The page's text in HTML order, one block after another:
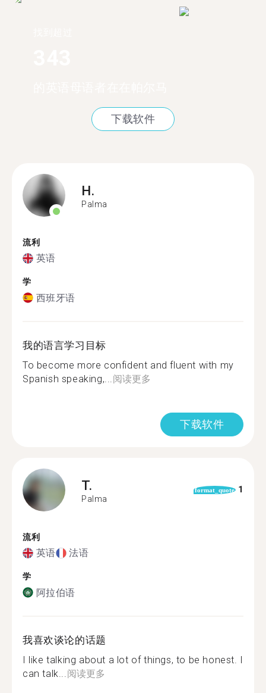
下载软件
H.
Palma
流利
英语
学
西班牙语
我的语言学习目标
To become more confident and fluent with my
Spanish speaking,... 阅读更多
下载软件
T.
Palma
format_quote 1
流利
英语 法语
学
阿拉伯语
我喜欢谈论的话题
I like talking about a lot of things, to be honest. I
can talk... 阅读更多